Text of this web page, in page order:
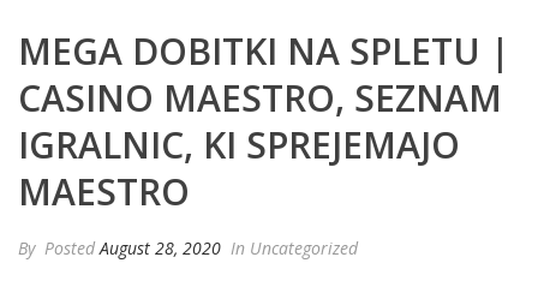
MEGA DOBITKI NA SPLETU |
CASINO MAESTRO, SEZNAM
IGRALNIC, KI SPREJEMAJO
MAESTRO
By PostedAugust 28, 2020 In Uncategorized